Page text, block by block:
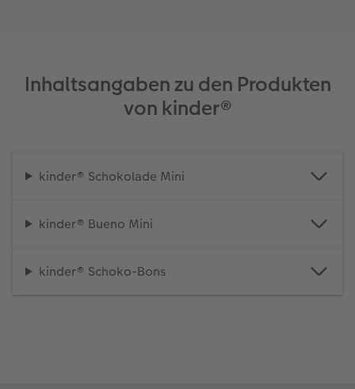
Inhaltsangaben zu den Produkten
von kinder®
kinder® Schokolade Mini
kinder® Bueno Mini
kinder® Schoko-Bons